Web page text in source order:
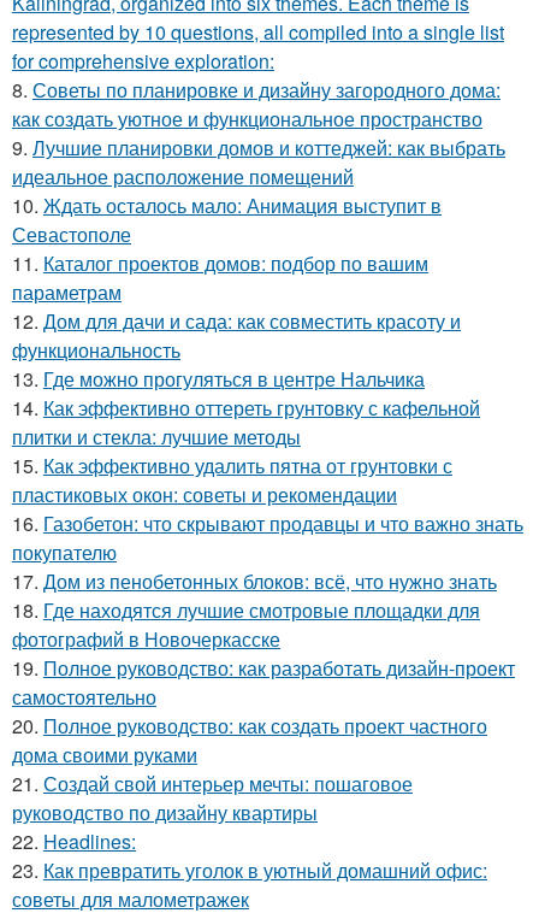
represented by 10 questions, all compiled into a single list
for comprehensive exploration:
8. Советы по планировке и дизайну загородного дома:
как создать уютное и функциональное пространство
9. Лучшие планировки домов и коттеджей: как выбрать
идеальное расположение помещений
10. Ждать осталось мало: Анимация выступит в
Севастополе
11. Каталог проектов домов: подбор по вашим
параметрам
12. Дом для дачи и сада: как совместить красоту и
функциональность
13. Где можно прогуляться в центре Нальчика
14. Как эффективно оттереть грунтовку с кафельной
плитки и стекла: лучшие методы
15. Как эффективно удалить пятна от грунтовки с
пластиковых окон: советы и рекомендации
16. Газобетон: что скрывают продавцы и что важно знать
покупателю
17. Дом из пенобетонных блоков: всё, что нужно знать
18. Где находятся лучшие смотровые площадки для
фотографий в Новочеркасске
19. Полное руководство: как разработать дизайн-проект
самостоятельно
20. Полное руководство: как создать проект частного
дома своими руками
21. Создай свой интерьер мечты: пошаговое
руководство по дизайну квартиры
22. Headlines:
23. Как превратить уголок в уютный домашний офис:
советы для малометражек